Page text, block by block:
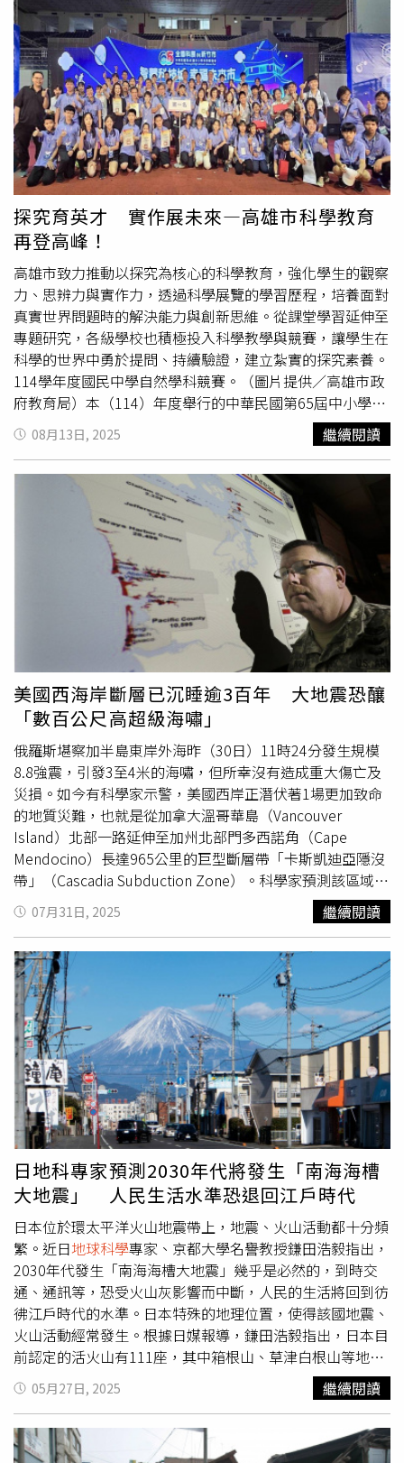
勘深度預計達1,500公尺，蒐集完整地質與水文數據。施工
過程亦嚴格落實環保措施，採用2.4公尺圍籬與隔音帆布，
以降低噪音與環境影響。大地能源開發股份有限公司於8月
15日在宜蘭縣三星鄉紅柴林舉辦地質探勘場開工典禮。（圖
／大地能源開發提供）大地能源開發總經理林奕誠以及工業
技術研究院綠能推動組組長李奕亨博士在典禮中表示：「地
熱能是最穩定且友善環境的再生能源之一。我們希望透過這
次在三星鄉的探勘計畫，不僅推動台灣能源轉型，更能結合
當地農業與社區，共創永續共榮的未來。」大地能源開發股
份有限公司於8月15日在宜蘭縣三星鄉紅柴林舉辦地質探勘
場開工典禮。（圖／大地能源開發提供）邑豐能源總經理張
財華則補充：「探勘施工過程中，與在地的溝通非常重要，
有任何問題都歡迎直接來找我討論。我們這次採用的是目前
全台最先進的探勘機組，將以最低影響、最高效率為原則，
進行每一道工程步驟，讓居民安心、讓施工透明。」現場並
有宜蘭縣工商發展投資策進會總幹事陳志信等人代表宜蘭縣
政府到場支持。宜蘭縣現有商轉地熱發電廠有下列兩廠：
一、清水地熱發電廠（宜蘭大同／三星）裝置容量：4.2
MW年發電量：約 3,000 萬度電，可供約 1 萬戶家庭使用
二、仁澤地熱發電廠（宜蘭大同）裝置容量：0.84 MW年發
電量：約 470 萬度電，可供約 1,200 戶家庭用電另外在宜
蘭員山鄉以及大同鄉仁澤地熱區都尚有地熱探測井在探勘
中。此次大地能源公司的宜蘭三星鄉地質探勘場為宜蘭縣第
三處探勘場。計畫亮點與效益：施工期程：探勘與數據收集
約需兩年，預計2027年7月1日完工。發電潛能：規劃建置
1.5至3MW地熱電廠，足以供應約1,000至1,500戶家庭用
電。永續能源：電廠可穩定運作20年以上，並採熱水回注循
環技術，避免地下水資源浪費。地方共榮：計畫以「能源＋
農業＋鄉村」模式，推動宜蘭在地經濟與綠能發展，兼顧環
境與社區利益。大地能源開發強調，本案將持續與地方居民
保持良好溝通，定期舉辦說明會，確保資訊公開透明，並積
極聆聽社區意見，探勘工程將於動工後陸續展開地質調查、
鑽井工程及熱流監測作業，並嚴格依據環境評估與法規標準
執行，期待為三星鄉打造一個綠能與地方共存的典範，共同
打造宜居與友善的永續家園。
探究育英才 實作展未來—高雄市科學教育
再登高峰！
高雄市致力推動以探究為核心的科學教育，強化學生的觀察
力、思辨力與實作力，透過科學展覽的學習歷程，培養面對
真實世界問題時的解決能力與創新思維。從課堂學習延伸至
專題研究，各級學校也積極投入科學教學與競賽，讓學生在
科學的世界中勇於提問、持續驗證，建立紮實的探究素養。
114學年度國民中學自然學科競賽。（圖片提供／高雄市政
府教育局）本（114）年度舉行的中華民國第65屆中小學科
學展覽會中，高雄市表現卓越，總計36件作品參賽，榮獲
36件獎項（包含大會獎、個別獎），成績斐然。其中，高雄
中學、陽明國中個別榮獲該組學校團體獎第3名，高雄市更
榮獲縣市團體獎第1名，充分展現本市在科學教育上的實力
與深耕成果。本屆參展作品橫跨數學、物理、化學、生物、
、應用科學等多元領域，涵蓋社會、環境、農業、
工程、資訊等在地與全球議題，顯示高雄的科學教育已展現
多樣性與跨域整合的能量。114學年度國民中學數學競賽。
（圖片提供／高雄市政府教育局）高雄市教育局長期規劃多
元的科學與數理教育活動與競賽，積極建構學生探究與實作
的學習環境，透過每學年的10月辦理「國民中小學科學園遊
會」、3月舉行「國民中學數學競賽」與「國民中學自然學
科競賽」以及寒暑假的高雄探究網上網挑戰等規劃，從基礎
科學實驗的操作與觀察，到進階題型的分析與探究，各規劃
皆為學生培養科學素養與鍛鍊邏輯思維的重要歷程。除辦理
多項科學活動以培育學子探究素養外，近年亦積極推動前瞻
性科學教育計畫，包括與樹人醫專郭啟東教授合作執行國科
會「偏鄉科普教育」與「全民科學週」等專案，強化本市偏
遠地區學校的科普教育推展，縮短城鄉學習差距，並參與國
科會於高雄車站辦理之「臺灣科普環島列車」活動，促進城
鄉間學校的科學互動與交流。113年度第43屆國民中小學科
學園遊會。（圖片提供／高雄市政府教育局）在科展方面也
不遺餘力，高雄市每年9月辦理「中小學科展指導教師研
習」，邀請本市具豐富經驗之優良教師，帶領有志投入科展
指導的教師進行研究引導與經驗分享。同時定期辦理科學實
驗設備申請計畫，支持學校強化教學資源；並鼓勵並補助學
校成立「科展教師專業學習社群」，由教師組成團隊，共同
研討探究主題、攜手指導學生，形塑具系統性的科學教育支
持架構。自市科展選拔優秀作品晉級全國科展後，亦辦理
「全國科展精進研習」，協助代表本市參賽師生釐清研究方
向、修正架構與內容，並強化其論述能力。從問題提出、假
設建構、實驗設計、資料分析到結論撰寫，皆建立完善的指
導機制與歷程紀錄，真正落實「做中學、學中做」的核心理
念。本市第65屆中小學科學展覽會頒獎。（圖片提供／高雄
市政府教育局）高雄市將持續深化科學教育的推動，展現學
生科學探究歷程中的觀察力、思辨力與實作成果，涵養勇於
提問、善於驗證的核心素養，讓學生能在學習中培養問題解
決與批判思考的能力。亦鼓勵學校結合課程設計與跨領域統
整，實踐知識應用，並促進學生邏輯推理、創意思維與科學
表達等能力之提升。※高雄市政府教育局廣告
08月13日, 2025 繼續閱讀
美國西海岸斷層已沉睡逾3百年 大地震恐釀
「數百公尺高超級海嘯」
俄羅斯堪察加半島東岸外海昨（30日）11時24分發生規模
8.8強震，引發3至4米的海嘯，但所幸沒有造成重大傷亡及
災損。如今有科學家示警，美國西岸正潛伏著1場更加致命
的地質災難，也就是從加拿大溫哥華島（Vancouver
Island）北部一路延伸至加州北部門多西諾角（Cape
Mendocino）長達965公里的巨型斷層帶「卡斯凱迪亞隱沒
帶」（Cascadia Subduction Zone）。科學家預測該區域未
來50年內發生大地震的機率達15%，屆時恐引發數百公尺
高的超級海嘯（Megatsunami）襲擊美國西海岸。據《每日
電訊報》的報導，維吉尼亞理工學院（Virginia Tech）4月的
研究顯示，「卡斯凱迪亞隱沒帶」上規模8級以上的地震將
在數分鐘內導致沿海陸地沉降將近2公尺，西雅圖
（Seattle）、波特蘭（Portland）等城市將遭受毀滅性打
擊，數百公里的道路、機場、學校、醫院與發電廠都將淹沒
水中。研究人員判定加州北部、華盛頓州南部與奧勒岡州北
部人口稠密區受創最嚴重。如同堪察加8.8強震，「卡斯凱
迪亞隱沒帶」同屬「環太平洋火山帶」（Pacific Ring of
Fire），據悉全球約有90%的地震在這條火山帶上。倫敦大
學學院（University College London）地球物理與氣候危害
榮譽教授麥圭爾（Bill McGuire）解釋：「這條所謂環太平
洋火山帶除了活火山密集，更是大地震的特徵區。當上覆板
塊與下伏板塊相互卡住最終釋放時，每次震動皆釋放了累積
數世紀的應變能量。」麥圭爾指出，地震鮮少造成大規模破
壞，因其多發生在遠離人口密集區之處，「雖然在夏威夷
（Hawaii）、日本等遙遠地區造成的海嘯高度看似有限，但
局部破壞仍難以避免。」此外，「卡斯凱迪亞隱沒帶」上次
發生強震，必須追溯到西元1700年1月26日，地質證據顯示
該次地震導致太平洋西北地區大範圍陸沉與沿海沼澤淹沒。
另根據過去6至7千年的地質記錄，該區域約每200至800年
就會發生11次強震，這意味著「末日級地震」可能迫在眉
睫。該研究主筆、維吉尼亞理工學院
系助理教授杜
拉（Tina Dura）警告：「這絕非遙遠或抽象的威脅。強震
發生機率正持續攀升，而氣候變遷更在加劇風險。我們必須
07月31日, 2025 繼續閱讀
日地科專家預測2030年代將發生「南海海槽
大地震」 人民生活水準恐退回江戶時代
日本位於環太平洋火山地震帶上，地震、火山活動都十分頻
繁。近日地球科學專家、京都大學名譽教授鎌田浩毅指出，
2030年代發生「南海海槽大地震」幾乎是必然的，到時交
通、通訊等，恐受火山灰影響而中斷，人民的生活將回到彷
彿江戶時代的水準。日本特殊的地理位置，使得該國地震、
火山活動經常發生。根據日媒報導，鎌田浩毅指出，日本目
前認定的活火山有111座，其中箱根山、草津白根山等地，
都有曾在地震後活動的紀錄。鎌田表示，1707年江戶時
代，東南海、東海、南海3個地震帶，連動發生規模9的「寶
永大地震」，這場地震發生的49天後，富士山發生200年以
來首次大噴發，造成江戶地區，也就是如今的東京，火山灰
05月27日, 2025 繼續閱讀